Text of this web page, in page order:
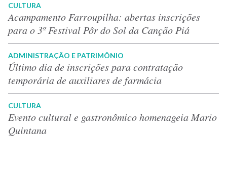
CULTURA
Acampamento Farroupilha: abertas inscrições
para o 3º Festival Pôr do Sol da Canção Piá
ADMINISTRAÇÃO E PATRIMÔNIO
Último dia de inscrições para contratação
temporária de auxiliares de farmácia
CULTURA
Evento cultural e gastronômico homenageia Mario
Quintana